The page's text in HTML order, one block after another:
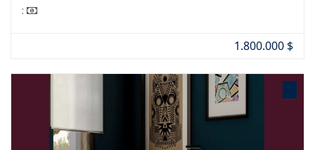
:
1.800.000 $